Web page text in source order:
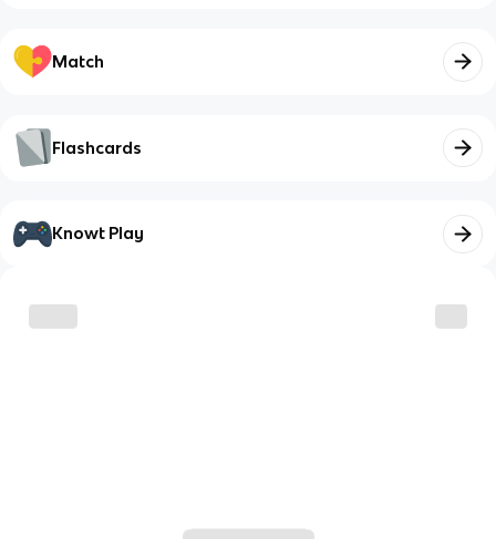
Match
Flashcards
Knowt Play